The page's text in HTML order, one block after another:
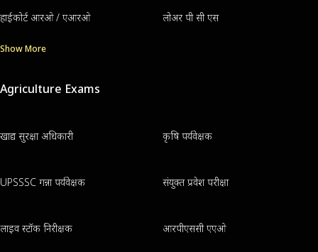
हाईकोर्ट आरओ / एआरओ लोअर पी सी एस
Show More
Agriculture Exams
खाद्य सुरक्षा अधिकारी कृषि पर्यवेक्षक
UPSSSC गन्ना पर्यवेक्षक संयुक्त प्रवेश परीक्षा
लाइव स्टॉक निरीक्षक आरपीएससी एएओ